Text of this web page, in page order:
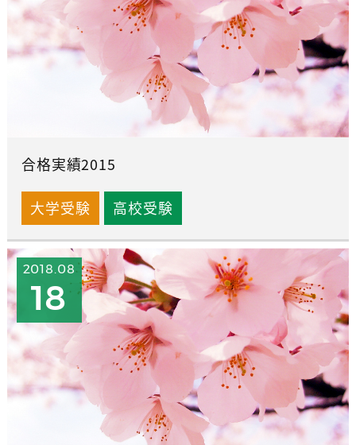
合格実績2015
大学受験 高校受験
2018.08
18